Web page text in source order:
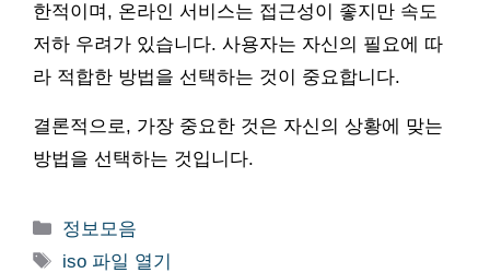
한적이며, 온라인 서비스는 접근성이 좋지만 속도
저하 우려가 있습니다. 사용자는 자신의 필요에 따
라 적합한 방법을 선택하는 것이 중요합니다.
결론적으로, 가장 중요한 것은 자신의 상황에 맞는
방법을 선택하는 것입니다.
카
테
정보모음
태
iso 파일 열기